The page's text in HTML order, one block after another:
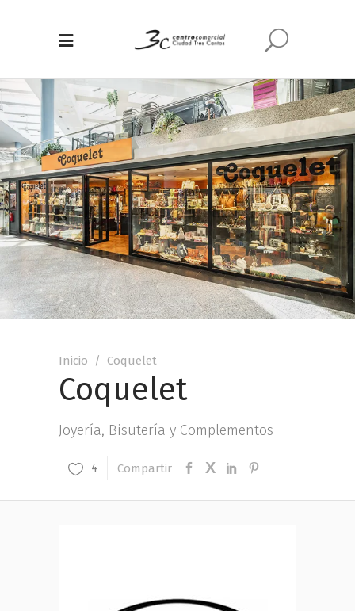
Inicio / Coquelet
Coquelet
Joyería, Bisutería y Complementos
4 Compartir